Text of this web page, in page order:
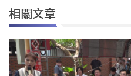
相關文章